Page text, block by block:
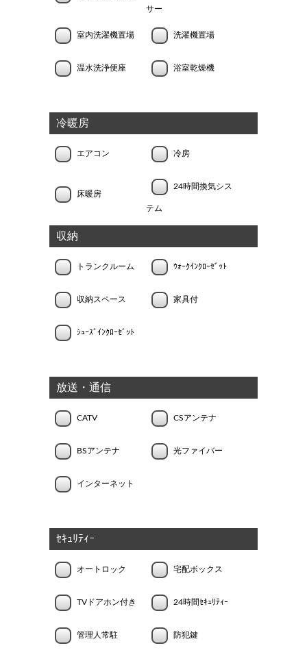
サー
室内洗濯機置場 洗濯機置場
温水洗浄便座 浴室乾燥機
冷暖房
エアコン 冷房
床暖房
24時間換気シス
テム
収納
トランクルーム ｳｫｰｸｲﾝｸﾛｰｾﾞｯﾄ
収納スペース 家具付
ｼｭｰｽﾞｲﾝｸﾛｰｾﾞｯﾄ
放送・通信
CATV CSアンテナ
BSアンテナ 光ファイバー
インターネット
ｾｷｭﾘﾃｨｰ
オートロック 宅配ボックス
TVドアホン付き 24時間ｾｷｭﾘﾃｨｰ
管理人常駐 防犯鍵